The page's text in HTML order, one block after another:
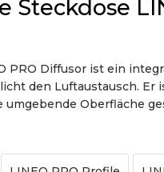
Steckdose
PRO Diffusor ist ein
den Luftaustausch.
umgebende Oberfläche